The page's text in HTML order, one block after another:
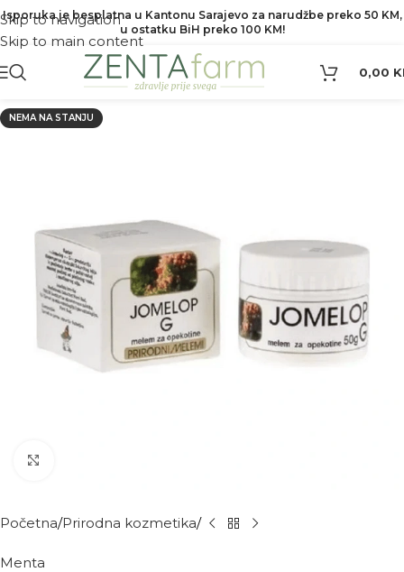
Skip to navigation
Skip to main content
Isporuka je besplatna u Kantonu Sarajevo za narudžbe preko 50 KM,
u ostatku BiH preko 100 KM!
0,00
NEMA NA STANJU
Početna Prirodna kozmetika
Menta